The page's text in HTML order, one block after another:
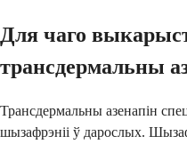
Для чаго
трансдермальны
Трансдермальны азенапін
шызафрэніі ў дарослых.